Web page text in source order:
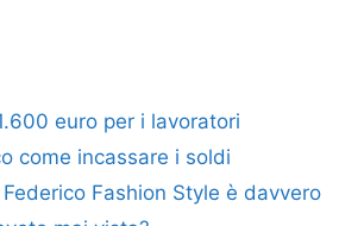
euro per i lavoratori
come incassare i soldi
Fashion Style è davvero